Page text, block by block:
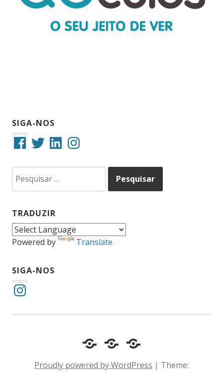
SIGA-NOS
FacebookTwitterLinkedInInstagram
por:
TRADUZIR
Powered by Translate
SIGA-NOS
Instagram
Cotidiano
Comportamento
Inclusão
e
Diário
um
Proudly powered by WordPress | Theme: